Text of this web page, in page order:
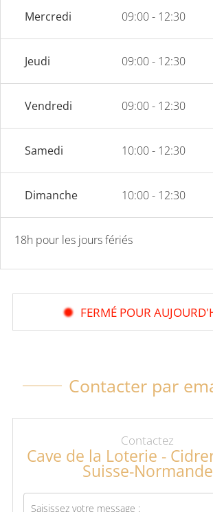
Mercredi 09:00 - 12:30
Jeudi 09:00 - 12:30
Vendredi 09:00 - 12:30
Samedi 10:00 - 12:30
Dimanche 10:00 - 12:30
18h pour les jours fériés
FERMÉ POUR
Contacter par
Contactez
Cave de la Loterie -
Suisse-Normande